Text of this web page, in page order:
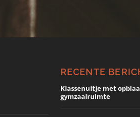
RECENTE
Klassenuitje met
gymzaalruimte